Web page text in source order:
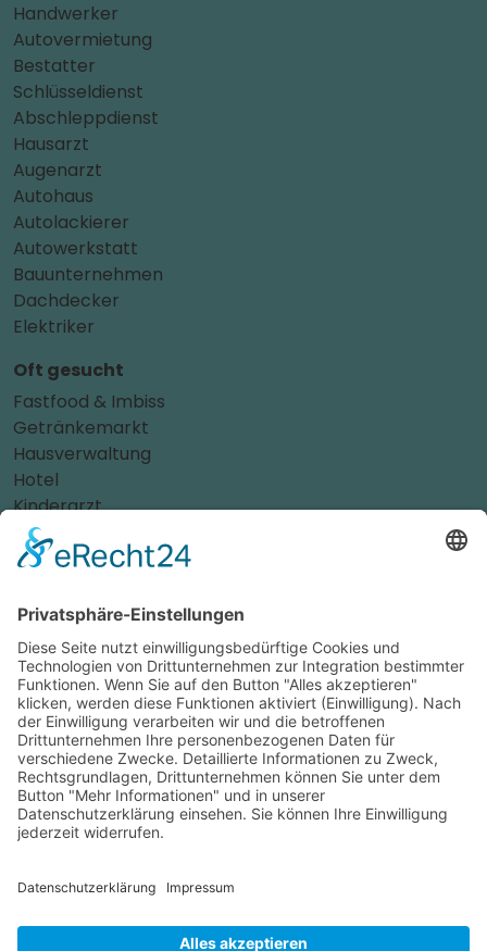
Handwerker
Autovermietung
Bestatter
Schlüsseldienst
Abschleppdienst
Hausarzt
Augenarzt
Autohaus
Autolackierer
Autowerkstatt
Bauunternehmen
Dachdecker
Elektriker
Oft gesucht
Fastfood & Imbiss
Getränkemarkt
Hausverwaltung
Hotel
Kinderarzt
Personalvermittler
Weitere Sportvereine
Zahnarzt
Tennis
Tankstelle
Tierbedarf
Parken
Für Ihr Unternehmen
Sichern Sie sich die Vorteile vondas ist nah! Mit uns
erreichen Sie neue Kunden und bleiben Ihren
Bestandskunden in guter Erinnerung.
Schon ab günstigen 29,- € im Monat.
Jetzt informieren